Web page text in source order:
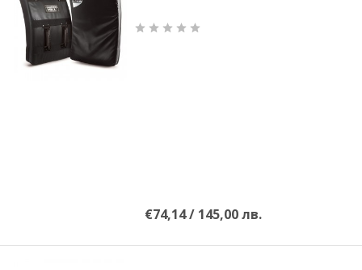
ПРИЯТЕЛИ
€74,14 / 145,00 лв.